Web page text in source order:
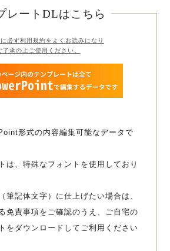
レートDLはこちら
必ず利用規約をよくお読みになり
了承の上ご使用ください。
形式の内容編集可能なデータで
は、特殊なフォントを使用しており
筆記体文字）に仕上げたい場合は、
免責事項をご確認のうえ、ご自宅の
をダウンロードしてご利用ください